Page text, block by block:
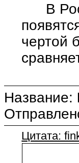
В
чертой
Название:
Цитата: